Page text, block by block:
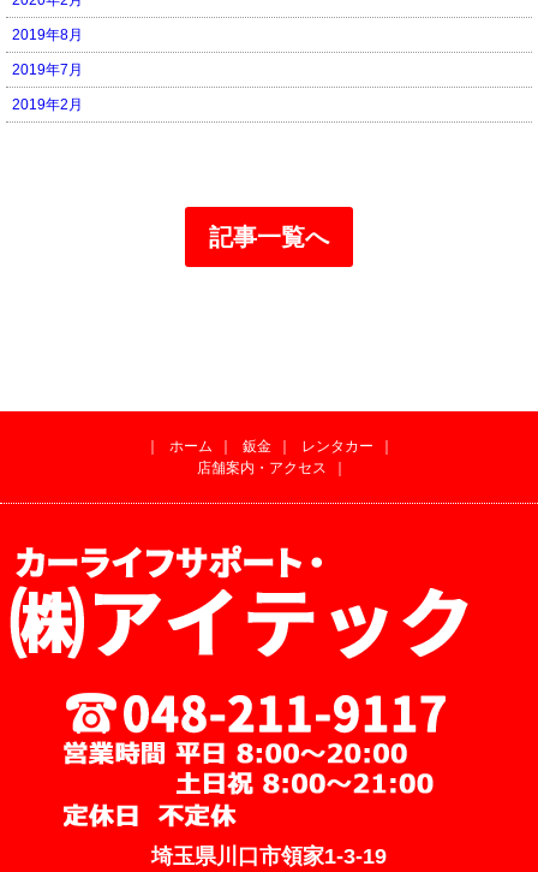
2019年8月
2019年7月
2019年2月
記事一覧へ
｜ ホーム ｜ 鈑金 ｜ レンタカー
｜
店舗案内・アクセス
｜
埼玉県川口市領家1-3-19